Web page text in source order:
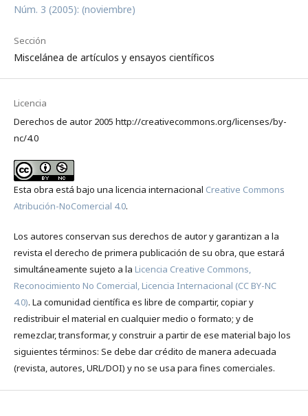
Núm. 3 (2005): (noviembre)
Sección
Miscelánea de artículos y ensayos científicos
Licencia
Derechos de autor 2005 http://creativecommons.org/licenses/by-
nc/4.0
Esta obra está bajo una licencia internacional Creative Commons
Atribución-NoComercial 4.0.
Los autores conservan sus derechos de autor y garantizan a la
revista el derecho de primera publicación de su obra, que estará
simultáneamente sujeto a la Licencia Creative Commons,
Reconocimiento No Comercial, Licencia Internacional (CC BY-NC
4.0). La comunidad científica es libre de compartir, copiar y
redistribuir el material en cualquier medio o formato; y de
remezclar, transformar, y construir a partir de ese material bajo los
siguientes términos: Se debe dar crédito de manera adecuada
(revista, autores, URL/DOI) y no se usa para fines comerciales.